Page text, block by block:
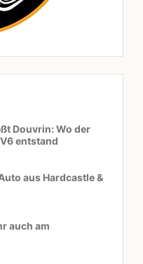
Douvrin: Wo der
entstand
aus Hardcastle &
auch am